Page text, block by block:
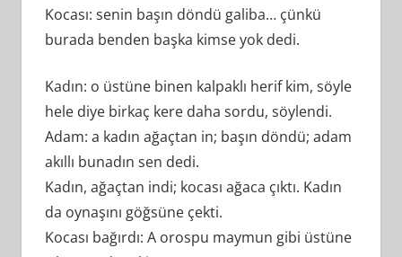
Kocası: senin başın döndü galiba… çünkü
burada benden başka kimse yok dedi.
Kadın: o üstüne binen kalpaklı herif kim, söyle
hele diye birkaç kere daha sordu, söylendi.
Adam: a kadın ağaçtan in; başın döndü; adam
akıllı bunadın sen dedi.
Kadın, ağaçtan indi; kocası ağaca çıktı. Kadın
da oynaşını göğsüne çekti.
Kocası bağırdı: A orospu maymun gibi üstüne